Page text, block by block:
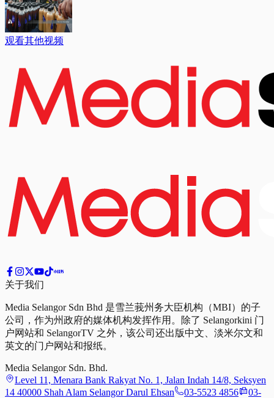
观看其他视频
关于我们
Media Selangor Sdn Bhd 是雪兰莪州务大臣机构（MBI）的子
公司，作为州政府的媒体机构发挥作用。除了 Selangorkini 门
户网站和 SelangorTV 之外，该公司还出版中文、淡米尔文和
英文的门户网站和报纸。
Media Selangor Sdn. Bhd.
Level 11, Menara Bank Rakyat No. 1, Jalan Indah 14/8, Seksyen
14 40000 Shah Alam Selangor Darul Ehsan
03-5523 4856
03-